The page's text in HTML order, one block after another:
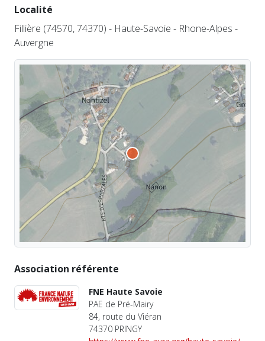
Localité
Fillière (74570, 74370) - Haute-Savoie - Rhone-Alpes -
Auvergne
Association référente
FNE Haute Savoie
PAE de Pré-Mairy
84, route du Viéran
74370 PRINGY